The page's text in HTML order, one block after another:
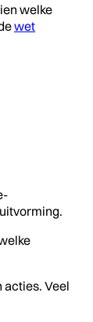
welke
wet
acties. Veel